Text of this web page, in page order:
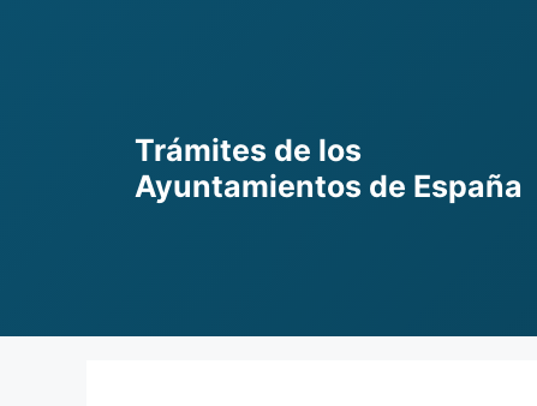
Trámites de los
Ayuntamientos de España